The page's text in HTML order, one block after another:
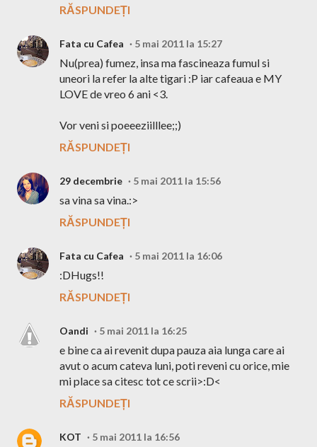
RĂSPUNDEȚI
Fata cu Cafea 5 mai 2011 la 15:27
Nu(prea) fumez, insa ma fascineaza fumul si
uneori la refer la alte tigari :P iar cafeaua e MY
LOVE de vreo 6 ani <3.
Vor veni si poeeeziilllee;;)
RĂSPUNDEȚI
29 decembrie 5 mai 2011 la 15:56
sa vina sa vina.:>
RĂSPUNDEȚI
Fata cu Cafea 5 mai 2011 la 16:06
:DHugs!!
RĂSPUNDEȚI
Oandi 5 mai 2011 la 16:25
e bine ca ai revenit dupa pauza aia lunga care ai
avut o acum cateva luni, poti reveni cu orice, mie
mi place sa citesc tot ce scrii>:D<
RĂSPUNDEȚI
KOT 5 mai 2011 la 16:56